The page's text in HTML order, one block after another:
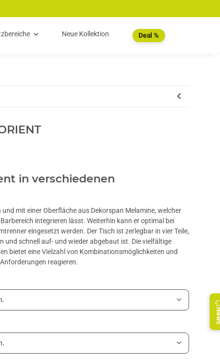
Neue Kollektion Deal %
in verschiedenen
mit einer Oberfläche aus Dekorspan Melamine, welcher
integrieren lässt. Weiterhin kann er optimal bei
eingesetzt werden. Der Tisch ist zerlegbar in vier Teile,
und schnell auf- und wieder abgebaut ist. Die vielfältige
bietet eine Vielzahl von Kombinationsmöglichkeiten und
reagieren.